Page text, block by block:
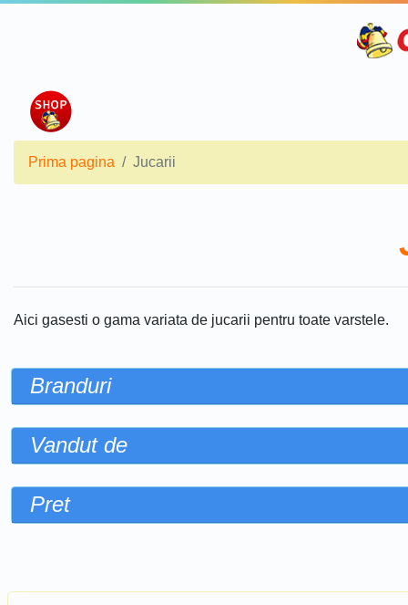
Prima pagina Jucarii
Aici gasesti o gama variata de jucarii pentru toate varstele.
Branduri
Vandut de
Pret